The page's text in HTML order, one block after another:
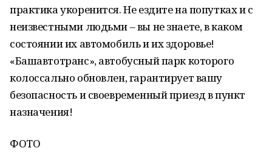
практика укоренится. Не ездите на попутках и с
неизвестными людьми – вы не знаете, в каком
состоянии их автомобиль и их здоровье!
«Башавтотранс», автобусный парк которого
колоссально обновлен, гарантирует вашу
безопасность и своевременный приезд в пункт
назначения!
ФОТО